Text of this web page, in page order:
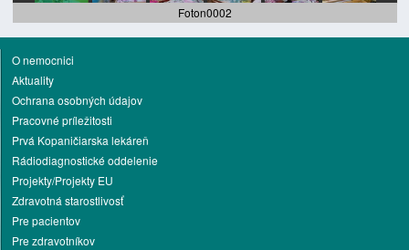
Foton0002
O nemocnici
Aktuality
Ochrana osobných údajov
Pracovné príležitosti
Prvá Kopaničiarska lekáreň
Rádiodiagnostické oddelenie
Projekty/Projekty EU
Zdravotná starostlivosť
Pre pacientov
Pre zdravotníkov